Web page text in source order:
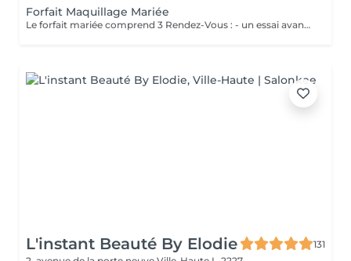
Forfait Maquillage Mariée
Le forfait mariée comprend 3 Rendez-Vous : - un essai avant la prestation du jour J ( Afin de déterminer vos besoins, vos envies, la thématique de cette journée ) - une épilation des sourcils ( Pour ouvrir, & sublimer le regard ) - Maquillage Jour J ( Réalisation du maquillage décidé lors du rendez-vous test )
L'instant Beauté By Elodie
131